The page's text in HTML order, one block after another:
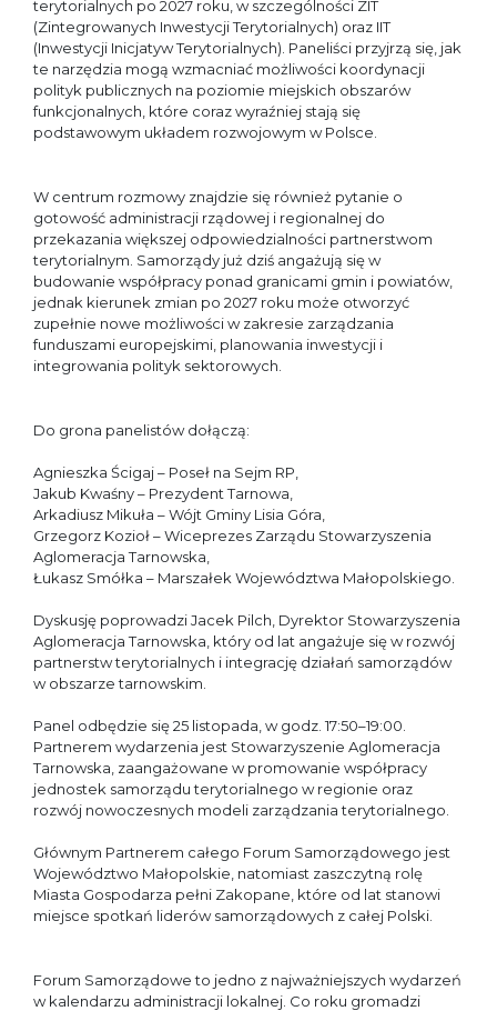
terytorialnych po 2027 roku, w szczególności ZIT
(Zintegrowanych Inwestycji Terytorialnych) oraz IIT
(Inwestycji Inicjatyw Terytorialnych). Paneliści przyjrzą się, jak
te narzędzia mogą wzmacniać możliwości koordynacji
polityk publicznych na poziomie miejskich obszarów
funkcjonalnych, które coraz wyraźniej stają się
podstawowym układem rozwojowym w Polsce.
W centrum rozmowy znajdzie się również pytanie o
gotowość administracji rządowej i regionalnej do
przekazania większej odpowiedzialności partnerstwom
terytorialnym. Samorządy już dziś angażują się w
budowanie współpracy ponad granicami gmin i powiatów,
jednak kierunek zmian po 2027 roku może otworzyć
zupełnie nowe możliwości w zakresie zarządzania
funduszami europejskimi, planowania inwestycji i
integrowania polityk sektorowych.
Do grona panelistów dołączą:
Agnieszka Ścigaj – Poseł na Sejm RP,
Jakub Kwaśny – Prezydent Tarnowa,
Arkadiusz Mikuła – Wójt Gminy Lisia Góra,
Grzegorz Kozioł – Wiceprezes Zarządu Stowarzyszenia
Aglomeracja Tarnowska,
Łukasz Smółka – Marszałek Województwa Małopolskiego.
Dyskusję poprowadzi Jacek Pilch, Dyrektor Stowarzyszenia
Aglomeracja Tarnowska, który od lat angażuje się w rozwój
partnerstw terytorialnych i integrację działań samorządów
w obszarze tarnowskim.
Panel odbędzie się 25 listopada, w godz. 17:50–19:00.
Partnerem wydarzenia jest Stowarzyszenie Aglomeracja
Tarnowska, zaangażowane w promowanie współpracy
jednostek samorządu terytorialnego w regionie oraz
rozwój nowoczesnych modeli zarządzania terytorialnego.
Głównym Partnerem całego Forum Samorządowego jest
Województwo Małopolskie, natomiast zaszczytną rolę
Miasta Gospodarza pełni Zakopane, które od lat stanowi
miejsce spotkań liderów samorządowych z całej Polski.
Forum Samorządowe to jedno z najważniejszych wydarzeń
w kalendarzu administracji lokalnej. Co roku gromadzi